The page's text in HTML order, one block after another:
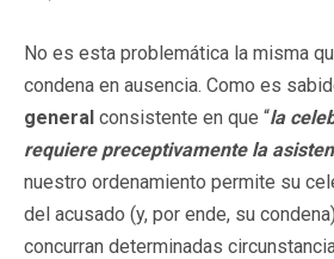
No es esta problemática la misma
condena en ausencia. Como es
general consistente en que “la
requiere preceptivamente la
nuestro ordenamiento permite su
del acusado (y, por ende, su
concurran determinadas